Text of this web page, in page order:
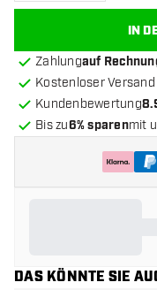
IN
Zahlungauf
Kostenloser Versand
Kundenbewertung
Bis zu6% sparenmit
DAS KÖNNTE SIE